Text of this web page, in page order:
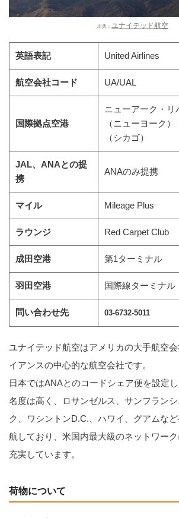
出典： ユナイテッド航空
英語表記 United Airlines
航空会社コード UA/UAL
国際拠点空港
ニューアーク・リ
（ニューヨーク
（シカゴ）
JAL、ANAとの提
携
ANAのみ提携
マイル Mileage Plus
ラウンジ Red Carpet Club
成田空港 第1ターミナル
羽田空港 国際線ターミナル
問い合わせ先 03-6732-5011
ユナイテッド航空はアメリカの大手航空
イアンスの中心的な航空会社です。
日本ではANAとのコードシェア便を設定
名度は高く、ロサンゼルス、サンフラン
ク、ワシントンD.C.、ハワイ、グアムな
航しており、米国内最大級のネットワー
充実しています。
荷物について